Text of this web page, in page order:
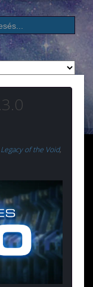
Legacy of the Void,